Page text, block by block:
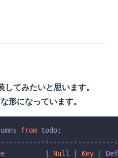
てみたいと思います。
形になっています。
from todo;
+------+-----
Null Key